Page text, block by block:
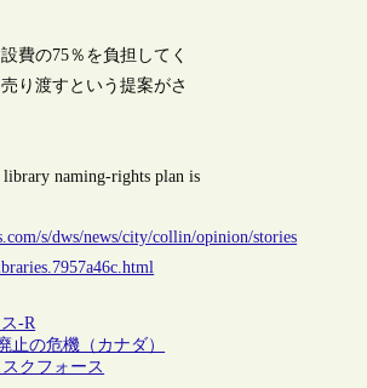
費の75％を負担してく
り渡すという提案がさ
naming-rights plan is
s/dws/news/city/collin/opinion/stories
-R
の危機（カナダ）
クフォース